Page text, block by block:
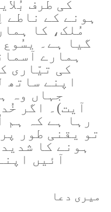
کی طرف
ہونے کے ناطے
مُلک، کا
گیا ہے۔
ہمارے
کی تیّاری
اپنے ساتھ
آیت)۔ اگر
رہا ہے کہ ہم
تو یقنی طور
ہونے کا
آئیں
میری دعا